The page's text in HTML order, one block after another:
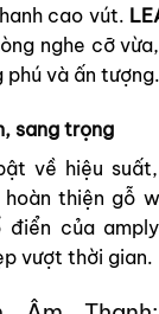
cao vút.
nghe cỡ
phú và ấn tượng.
sang trọng
về hiệu
thiện gỗ
điển của amply
vượt thời gian.